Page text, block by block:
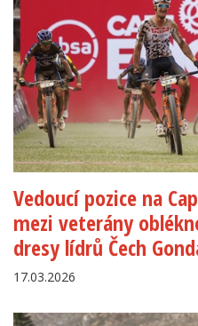
Vedoucí pozice na
mezi veterány
dresy lídrů Čech
17.03.2026